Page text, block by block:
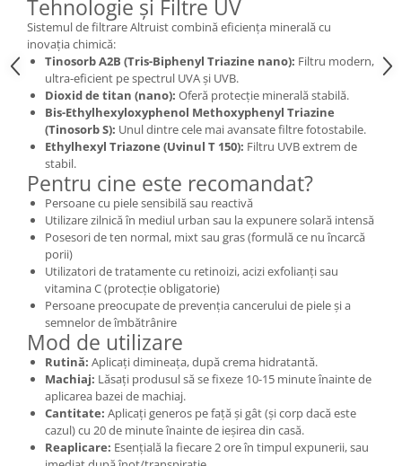
Cătină
Chlorella
Colina
Electroliti
Produse Apicole
Cacao
Tehnologie și Filtre UV
Sistemul de filtrare Altruist combină eficiența minerală cu
inovația chimică:
Tinosorb A2B (Tris-Biphenyl Triazine nano): Filtru modern,
ultra-eficient pe spectrul UVA și UVB.
Dioxid de titan (nano): Oferă protecție minerală stabilă.
Bis-Ethylhexyloxyphenol Methoxyphenyl Triazine
(Tinosorb S): Unul dintre cele mai avansate filtre fotostabile.
Ethylhexyl Triazone (Uvinul T 150): Filtru UVB extrem de
stabil.
Pentru cine este recomandat?
Persoane cu piele sensibilă sau reactivă
Utilizare zilnică în mediul urban sau la expunere solară intensă
Posesori de ten normal, mixt sau gras (formulă ce nu încarcă
porii)
Utilizatori de tratamente cu retinoizi, acizi exfolianți sau
vitamina C (protecție obligatorie)
Persoane preocupate de prevenția cancerului de piele și a
semnelor de îmbătrânire
Mod de utilizare
Rutină: Aplicați dimineața, după crema hidratantă.
Machiaj: Lăsați produsul să se fixeze 10-15 minute înainte de
aplicarea bazei de machiaj.
Cantitate: Aplicați generos pe față și gât (și corp dacă este
cazul) cu 20 de minute înainte de ieșirea din casă.
Reaplicare: Esențială la fiecare 2 ore în timpul expunerii, sau